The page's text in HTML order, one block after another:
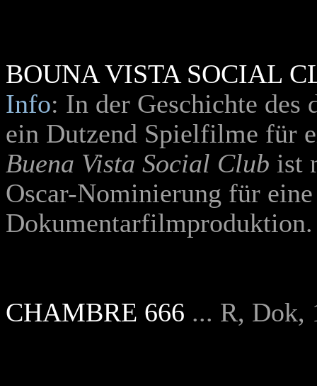
BOUNA VISTA SOCIAL
Info: In der Geschichte des
ein Dutzend Spielfilme für
Buena Vista Social Club ist
Oscar-Nominierung für eine
Dokumentarfilmproduktion.
CHAMBRE 666 ... R, Dok,